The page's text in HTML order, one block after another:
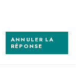
ANNULER LA
RÉPONSE